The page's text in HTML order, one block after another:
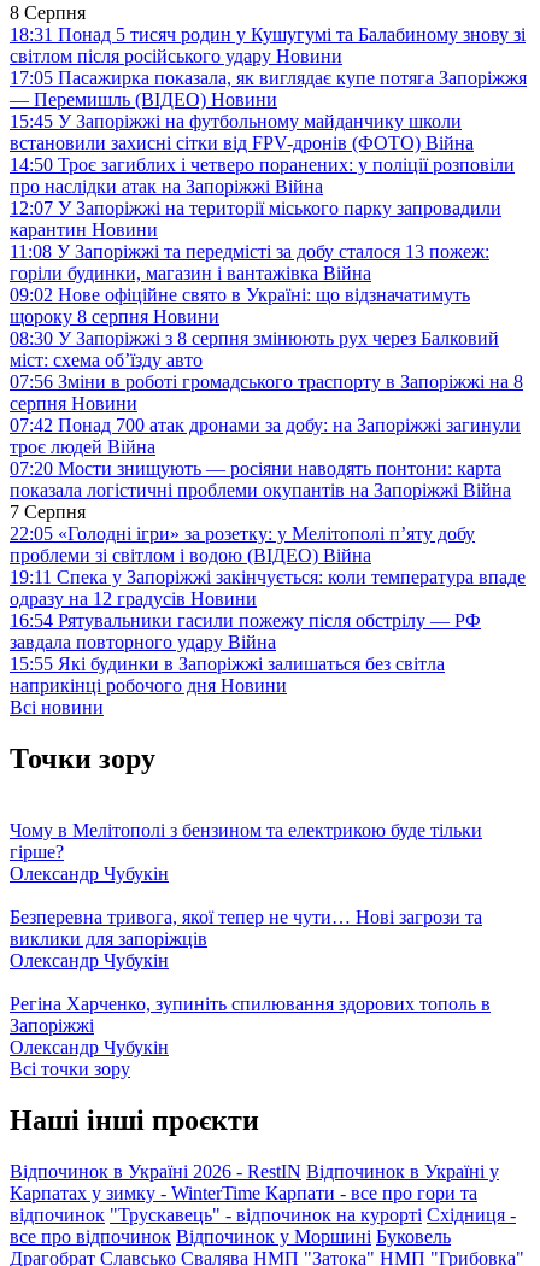
8 Серпня
18:31 Понад 5 тисяч родин у Кушугумі та Балабиному знову зі
світлом після російського удару Новини
17:05 Пасажирка показала, як виглядає купе потяга Запоріжжя
— Перемишль (ВІДЕО) Новини
15:45 У Запоріжжі на футбольному майданчику школи
встановили захисні сітки від FPV-дронів (ФОТО) Війна
14:50 Троє загиблих і четверо поранених: у поліції розповіли
про наслідки атак на Запоріжжі Війна
12:07 У Запоріжжі на території міського парку запровадили
карантин Новини
11:08 У Запоріжжі та передмісті за добу сталося 13 пожеж:
горіли будинки, магазин і вантажівка Війна
09:02 Нове офіційне свято в Україні: що відзначатимуть
щороку 8 серпня Новини
08:30 У Запоріжжі з 8 серпня змінюють рух через Балковий
міст: схема об’їзду авто
07:56 Зміни в роботі громадського траспорту в Запоріжжі на 8
серпня Новини
07:42 Понад 700 атак дронами за добу: на Запоріжжі загинули
троє людей Війна
07:20 Мости знищують — росіяни наводять понтони: карта
показала логістичні проблеми окупантів на Запоріжжі Війна
7 Серпня
22:05 «Голодні ігри» за розетку: у Мелітополі п’яту добу
проблеми зі світлом і водою (ВІДЕО) Війна
19:11 Спека у Запоріжжі закінчується: коли температура впаде
одразу на 12 градусів Новини
16:54 Рятувальники гасили пожежу після обстрілу — РФ
завдала повторного удару Війна
15:55 Які будинки в Запоріжжі залишаться без світла
наприкінці робочого дня Новини
Всі новини
Точки зору
Чому в Мелітополі з бензином та електрикою буде тільки
гірше?
Олександр Чубукін
Безперевна тривога, якої тепер не чути… Нові загрози та
виклики для запоріжців
Олександр Чубукін
Регіна Харченко, зупиніть спилювання здорових тополь в
Запоріжжі
Олександр Чубукін
Всі точки зору
Наші інші проєкти
Відпочинок в Україні 2026 - RestIN Відпочинок в Україні у
Карпатах у зимку - WinterTime Карпати - все про гори та
відпочинок "Трускавець" - відпочинок на курорті Східниця -
все про відпочинок Відпочинок у Моршині Буковель
Драгобрат Славсько Свалява НМП "Затока" НМП "Грибовка"